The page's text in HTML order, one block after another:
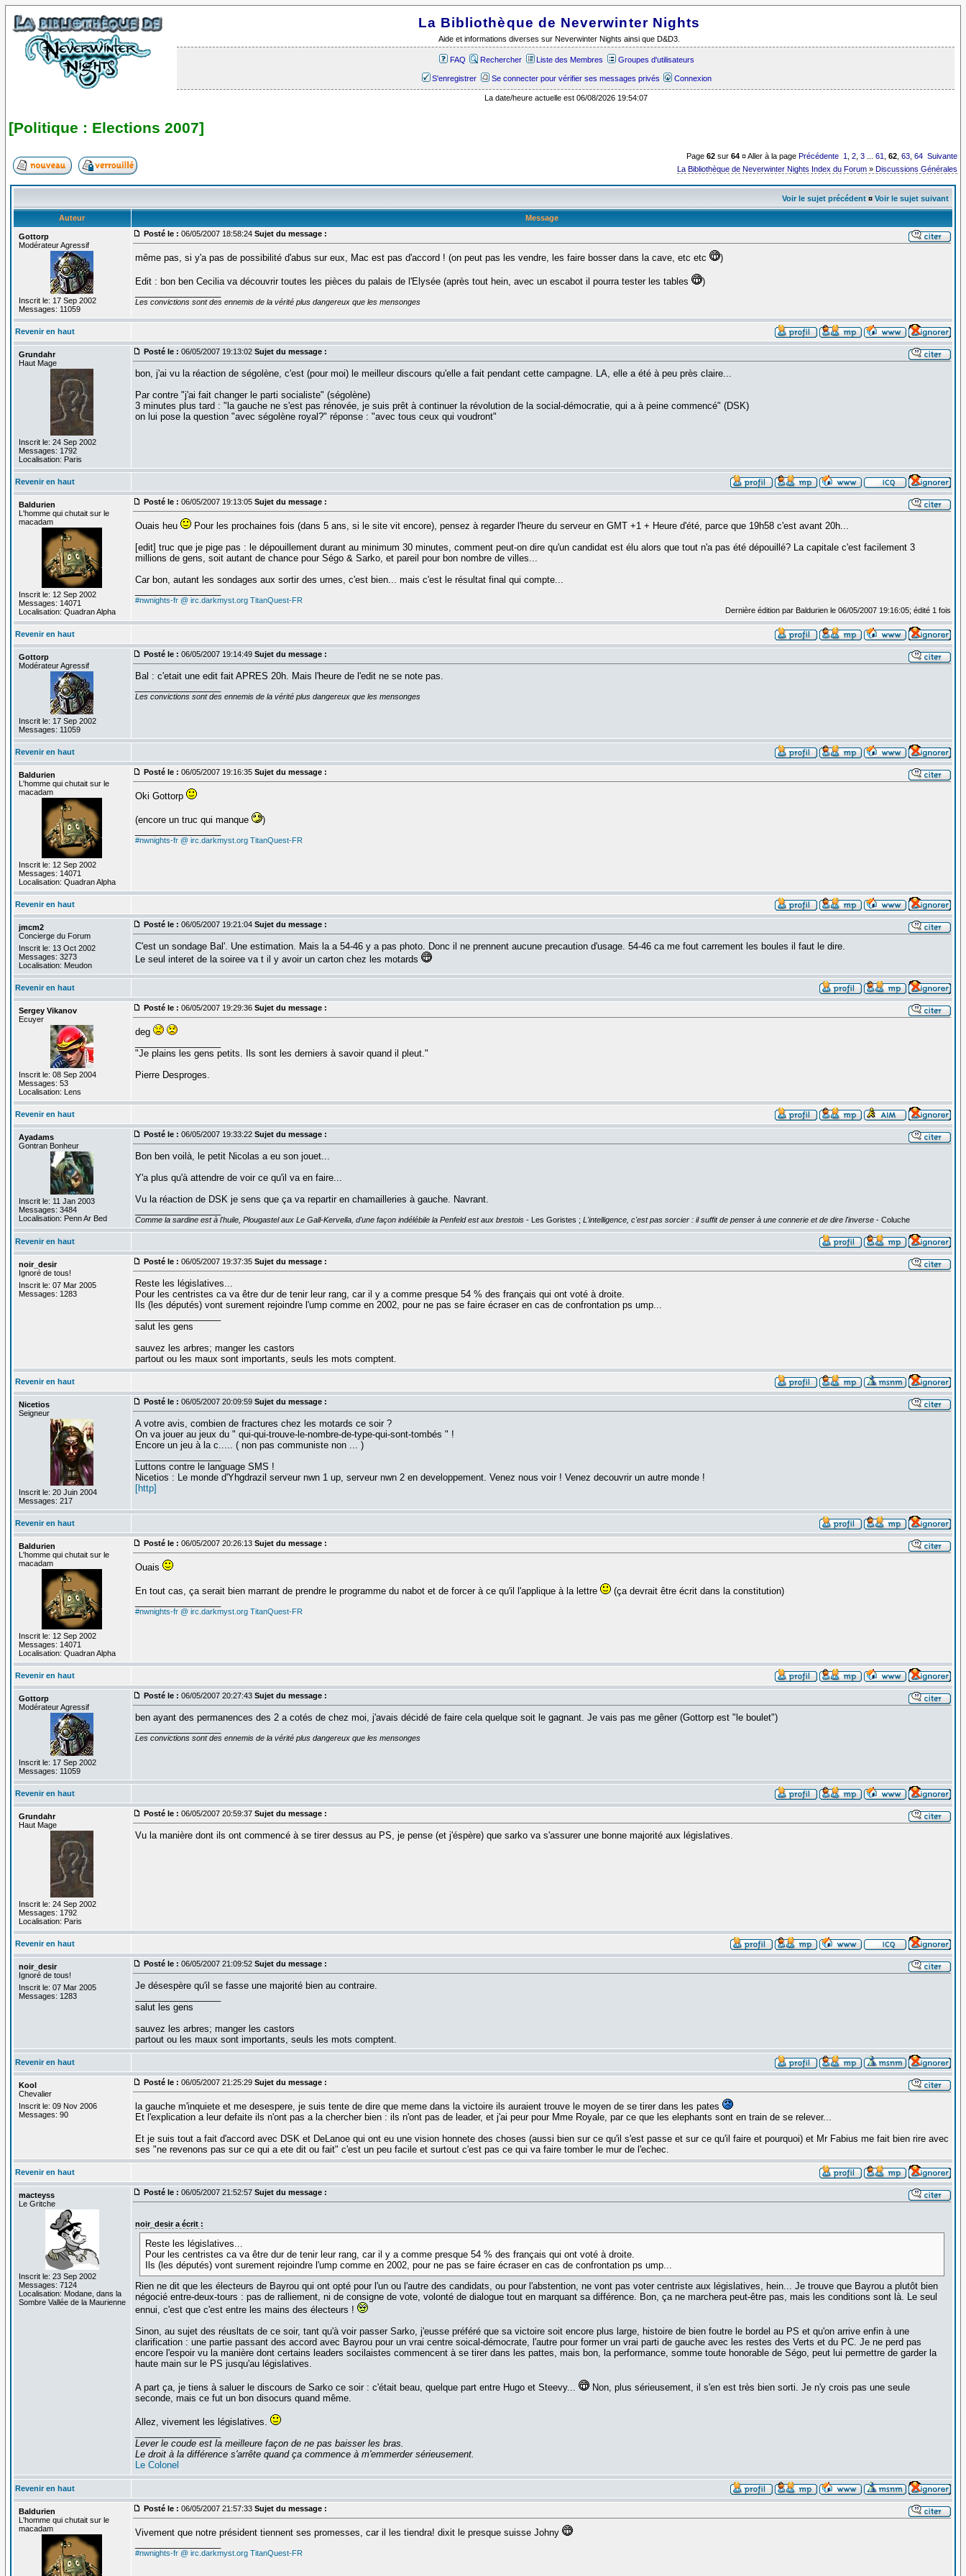
La Bibliothèque de Neverwinter Nights
Aide et informations diverses sur Neverwinter Nights ainsi que D&D3.
FAQ Rechercher Liste des Membres Groupes d'utilisateurs
S'enregistrer Se connecter pour vérifier ses messages privés Connexion
La date/heure actuelle est 06/08/2026 19:54:07
[Politique : Elections 2007]
Page62 sur64 ¤ Aller à la page Précédente 1 ,2 ,3 ...61 ,62 ,63 ,64 Suivante
La Bibliothèque de Neverwinter Nights Index du Forum »Discussions Générales
Voir le sujet précédent¤ Voir le sujet suivant
Auteur Message
Gottorp
Modérateur Agressif
Inscrit le: 17 Sep 2002
Messages: 11059
Posté le : 06/05/2007 18:58:24 Sujet du message :
même pas, si y'a pas de possibilité d'abus sur eux, Mac est pas d'accord ! (on peut pas les vendre, les faire bosser dans la cave, etc etc )
Edit : bon ben Cecilia va découvrir toutes les pièces du palais de l'Elysée (après tout hein, avec un escabot il pourra tester les tables
)
Les convictions sont des ennemis de la vérité plus dangereux que les mensonges
Revenir en haut
Grundahr
Haut Mage
Inscrit le: 24 Sep 2002
Messages: 1792
Localisation: Paris
Posté le : 06/05/2007 19:13:02 Sujet du message :
bon, j'ai vu la réaction de ségolène, c'est (pour moi) le meilleur discours qu'elle a fait pendant cette campagne. LA, elle a été à peu près claire...
Par contre "j'ai fait changer le parti socialiste" (ségolène)
3 minutes plus tard : "la gauche ne s'est pas rénovée, je suis prêt à continuer la révolution de la social-démocratie, qui a à peine commencé" (DSK)
on lui pose la question "avec ségolène royal?" réponse : "avec tous ceux qui voudront"
Revenir en haut
Baldurien
L'homme qui chutait sur le
macadam
Inscrit le: 12 Sep 2002
Messages: 14071
Localisation: Quadran Alpha
Posté le : 06/05/2007 19:13:05 Sujet du message :
Ouais heu
Pour les prochaines fois (dans 5 ans, si le site vit encore), pensez à regarder l'heure du serveur en GMT +1 + Heure d'été, parce que 19h58 c'est avant 20h...
[edit] truc que je pige pas : le dépouillement durant au minimum 30 minutes, comment peut-on dire qu'un candidat est élu alors que tout n'a pas été dépouillé? La capitale c'est facilement 3
millions de gens, soit autant de chance pour Ségo & Sarko, et pareil pour bon nombre de villes...
Car bon, autant les sondages aux sortir des urnes, c'est bien... mais c'est le résultat final qui compte...
#nwnights-fr @ irc.darkmyst.org TitanQuest-FR
Dernière édition par Baldurien le 06/05/2007 19:16:05; édité 1 fois
Revenir en haut
Gottorp
Modérateur Agressif
Inscrit le: 17 Sep 2002
Messages: 11059
Posté le : 06/05/2007 19:14:49 Sujet du message :
Bal : c'etait une edit fait APRES 20h. Mais l'heure de l'edit ne se note pas.
Les convictions sont des ennemis de la vérité plus dangereux que les mensonges
Revenir en haut
Baldurien
L'homme qui chutait sur le
macadam
Inscrit le: 12 Sep 2002
Messages: 14071
Localisation: Quadran Alpha
Posté le : 06/05/2007 19:16:35 Sujet du message :
Oki Gottorp
(encore un truc qui manque
)
#nwnights-fr @ irc.darkmyst.org TitanQuest-FR
Revenir en haut
jmcm2
Concierge du Forum
Inscrit le: 13 Oct 2002
Messages: 3273
Localisation: Meudon
Posté le : 06/05/2007 19:21:04 Sujet du message :
C'est un sondage Bal'. Une estimation. Mais la a 54-46 y a pas photo. Donc il ne prennent aucune precaution d'usage. 54-46 ca me fout carrement les boules il faut le dire.
Le seul interet de la soiree va t il y avoir un carton chez les motards
Revenir en haut
Sergey Vikanov
Ecuyer
Inscrit le: 08 Sep 2004
Messages: 53
Localisation: Lens
Posté le : 06/05/2007 19:29:36 Sujet du message :
deg
"Je plains les gens petits. Ils sont les derniers à savoir quand il pleut."
Pierre Desproges.
Revenir en haut
Ayadams
Gontran Bonheur
Inscrit le: 11 Jan 2003
Messages: 3484
Localisation: Penn Ar Bed
Posté le : 06/05/2007 19:33:22 Sujet du message :
Bon ben voilà, le petit Nicolas a eu son jouet...
Y'a plus qu'à attendre de voir ce qu'il va en faire...
Vu la réaction de DSK je sens que ça va repartir en chamailleries à gauche. Navrant.
Comme la sardine est à l'huile, Plougastel aux Le Gall-Kervella, d'une façon indélébile la Penfeld est aux brestois- Les Goristes ; L'intelligence, c'est pas sorcier : il suffit de penser à une connerie et de dire l'inverse- Coluche
Revenir en haut
noir_desir
Ignoré de tous!
Inscrit le: 07 Mar 2005
Messages: 1283
Posté le : 06/05/2007 19:37:35 Sujet du message :
Reste les législatives...
Pour les centristes ca va être dur de tenir leur rang, car il y a comme presque 54 % des français qui ont voté à droite.
Ils (les députés) vont surement rejoindre l'ump comme en 2002, pour ne pas se faire écraser en cas de confrontation ps ump...
salut les gens
sauvez les arbres; manger les castors
partout ou les maux sont importants, seuls les mots comptent.
Revenir en haut
Nicetios
Seigneur
Inscrit le: 20 Juin 2004
Messages: 217
Posté le : 06/05/2007 20:09:59 Sujet du message :
A votre avis, combien de fractures chez les motards ce soir ?
On va jouer au jeux du " qui-qui-trouve-le-nombre-de-type-qui-sont-tombés " !
Encore un jeu à la c..... ( non pas communiste non ... )
Luttons contre le language SMS !
Nicetios : Le monde d'Yhgdrazil serveur nwn 1 up, serveur nwn 2 en developpement. Venez nous voir ! Venez decouvrir un autre monde !
[http]
Revenir en haut
Baldurien
L'homme qui chutait sur le
macadam
Inscrit le: 12 Sep 2002
Messages: 14071
Localisation: Quadran Alpha
Posté le : 06/05/2007 20:26:13 Sujet du message :
Ouais
En tout cas, ça serait bien marrant de prendre le programme du nabot et de forcer à ce qu'il l'applique à la lettre
(ça devrait être écrit dans la constitution)
#nwnights-fr @ irc.darkmyst.org TitanQuest-FR
Revenir en haut
Gottorp
Modérateur Agressif
Inscrit le: 17 Sep 2002
Messages: 11059
Posté le : 06/05/2007 20:27:43 Sujet du message :
ben ayant des permanences des 2 a cotés de chez moi, j'avais décidé de faire cela quelque soit le gagnant. Je vais pas me gêner (Gottorp est "le boulet")
Les convictions sont des ennemis de la vérité plus dangereux que les mensonges
Revenir en haut
Grundahr
Haut Mage
Inscrit le: 24 Sep 2002
Messages: 1792
Localisation: Paris
Posté le : 06/05/2007 20:59:37 Sujet du message :
Vu la manière dont ils ont commencé à se tirer dessus au PS, je pense (et j'éspère) que sarko va s'assurer une bonne majorité aux législatives.
Revenir en haut
noir_desir
Ignoré de tous!
Inscrit le: 07 Mar 2005
Messages: 1283
Posté le : 06/05/2007 21:09:52 Sujet du message :
Je désespère qu'il se fasse une majorité bien au contraire.
salut les gens
sauvez les arbres; manger les castors
partout ou les maux sont importants, seuls les mots comptent.
Revenir en haut
Kool
Chevalier
Inscrit le: 09 Nov 2006
Messages: 90
Posté le : 06/05/2007 21:25:29 Sujet du message :
la gauche m'inquiete et me desespere, je suis tente de dire que meme dans la victoire ils auraient trouve le moyen de se tirer dans les pates
Et l'explication a leur defaite ils n'ont pas a la chercher bien : ils n'ont pas de leader, et j'ai peur pour Mme Royale, par ce que les elephants sont en train de se relever...
Et je suis tout a fait d'accord avec DSK et DeLanoe qui ont eu une vision honnete des choses (aussi bien sur ce qu'il s'est passe et sur ce qu'il faire et pourquoi) et Mr Fabius me fait bien rire avec
ses "ne revenons pas sur ce qui a ete dit ou fait" c'est un peu facile et surtout c'est pas ce qui va faire tomber le mur de l'echec.
Revenir en haut
macteyss
Le Gritche
Inscrit le: 23 Sep 2002
Messages: 7124
Localisation: Modane, dans la
Sombre Vallée de la Maurienne
Posté le : 06/05/2007 21:52:57 Sujet du message :
noir_desir a écrit :
Reste les législatives...
Pour les centristes ca va être dur de tenir leur rang, car il y a comme presque 54 % des français qui ont voté à droite.
Ils (les députés) vont surement rejoindre l'ump comme en 2002, pour ne pas se faire écraser en cas de confrontation ps ump...
Rien ne dit que les électeurs de Bayrou qui ont opté pour l'un ou l'autre des candidats, ou pour l'abstention, ne vont pas voter centriste aux législatives, hein... Je trouve que Bayrou a plutôt bien
négocié entre-deux-tours : pas de ralliement, ni de consigne de vote, volonté de dialogue tout en marquant sa différence. Bon, ça ne marchera peut-être pas, mais les conditions sont là. Le seul
ennui, c'est que c'est entre les mains des électeurs !
Sinon, au sujet des réusltats de ce soir, tant qu'à voir passer Sarko, j'eusse préféré que sa victoire soit encore plus large, histoire de bien foutre le bordel au PS et qu'on arrive enfin à une
clarification : une partie passant des accord avec Bayrou pour un vrai centre soical-démocrate, l'autre pour former un vrai parti de gauche avec les restes des Verts et du PC. Je ne perd pas
encore l'espoir vu la manière dont certains leaders socilaistes commencent à se tirer dans les pattes, mais bon, la performance, somme toute honorable de Ségo, peut lui permettre de garder la
haute main sur le PS jusqu'au législatives.
A part ça, je tiens à saluer le discours de Sarko ce soir : c'était beau, quelque part entre Hugo et Steevy...
Non, plus sérieusement, il s'en est très bien sorti. Je n'y crois pas une seule
seconde, mais ce fut un bon disocurs quand même.
Allez, vivement les législatives.
Lever le coude est la meilleure façon de ne pas baisser les bras.
Le droit à la différence s'arrête quand ça commence à m'emmerder sérieusement.
Le Colonel
Revenir en haut
Baldurien
L'homme qui chutait sur le
macadam
Posté le : 06/05/2007 21:57:33 Sujet du message :
Vivement que notre président tiennent ses promesses, car il les tiendra! dixit le presque suisse Johny
#nwnights-fr @ irc.darkmyst.org TitanQuest-FR